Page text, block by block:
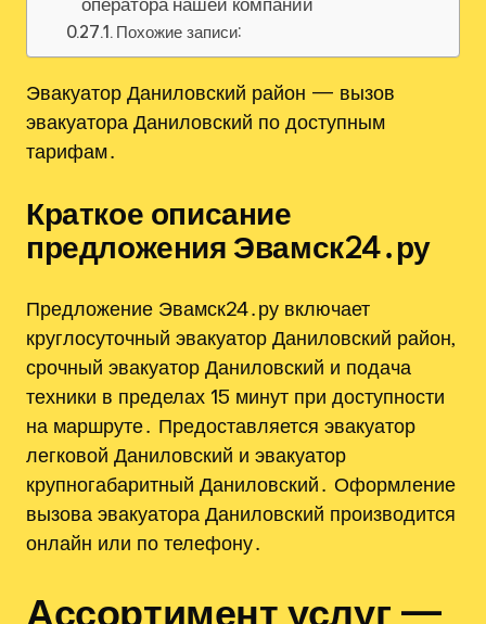
оператора нашей компании
Похожие записи:
Эвакуатор Даниловский район — вызов
эвакуатора Даниловский по доступным
тарифам․
Краткое описание
предложения Эвамск24․ру
Предложение Эвамск24․ру включает
круглосуточный эвакуатор Даниловский район,
срочный эвакуатор Даниловский и подача
техники в пределах 15 минут при доступности
на маршруте․ Предоставляется эвакуатор
легковой Даниловский и эвакуатор
крупногабаритный Даниловский․ Оформление
вызова эвакуатора Даниловский производится
онлайн или по телефону․
Ассортимент услуг —